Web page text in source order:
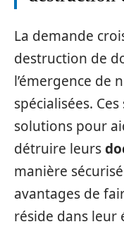
La demande
destruction de
l’émergence de
spécialisées.
solutions pour
détruire leurs
manière
avantages de
réside dans leur